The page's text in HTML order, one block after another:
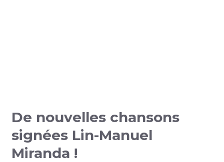
De nouvelles chansons
signées Lin-Manuel
Miranda !